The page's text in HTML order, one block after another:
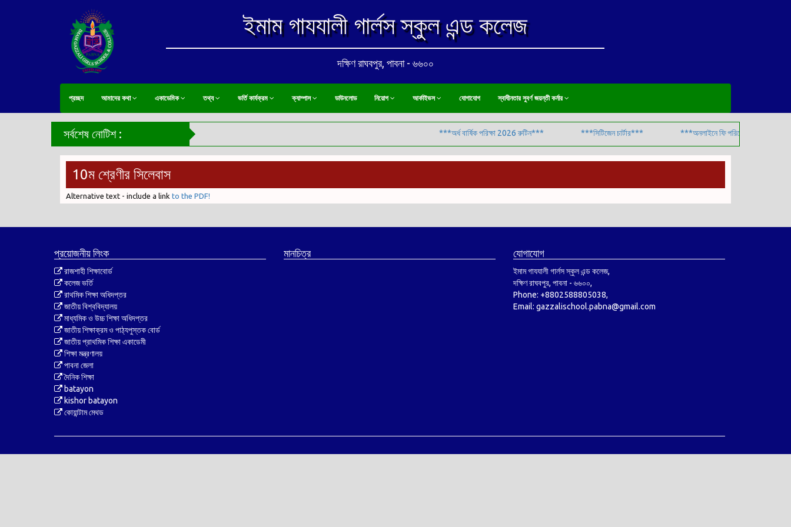
ইমাম গাযযালী গার্লস স্কুল এন্ড কলেজ
দক্ষিণ রাঘবপুর, পাবনা - ৬৬০০
প্রচ্ছদ আমাদের কথা একাডেমিক তথ্য ভর্তি কার্যক্রম ক্যাম্পাস ডাউনলোড নিয়োগ আর্কাইভস যোগাযোগ স্বাধীনতার সুবর্ণ জয়ন্তী কর্নার
সর্বশেষ নোটিশ : ***অর্ধ বার্ষিক পরিক্ষা 2026 রুটিন*** ***সিটিজেন চার্টার*** ***অনলাইনে ফি পরিশোধের পদ্ধতি***
10ম শ্রেণীর সিলেবাস
Alternative text - include a link to the PDF!
প্রয়োজনীয় লিংক
রাজশাহী শিক্ষাবোর্ড
কলেজ ভর্তি
রাথমিক শিক্ষা অধিদপ্তর
জাতীয় বিশ্ববিদ্যালয়
মাধ্যমিক ও উচ্চ শিক্ষা অধিদপ্তর
জাতীয় শিক্ষাক্রম ও পাঠ্যপুস্তক বোর্ড
জাতীয় প্রাথমিক শিক্ষা একাডেমী
শিক্ষা মন্ত্রণালয়
পাবনা জেলা
দৈনিক শিক্ষা
batayon
kishor batayon
কোয়ান্টাম মেথড
মানচিত্র যোগাযোগ
ইমাম গাযযালী গার্লস স্কুল এন্ড কলেজ,
দক্ষিণ রাঘবপুর, পাবনা - ৬৬০০,
Phone: +8802588805038,
Email: gazzalischool.pabna@gmail.com